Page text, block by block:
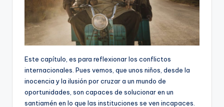
Este capítulo, es para reflexionar los conflictos
internacionales. Pues vemos, que unos niños, desde la
inocencia y la ilusión por cruzar a un mundo de
oportunidades, son capaces de solucionar en un
santiamén en lo que las instituciones se ven incapaces.